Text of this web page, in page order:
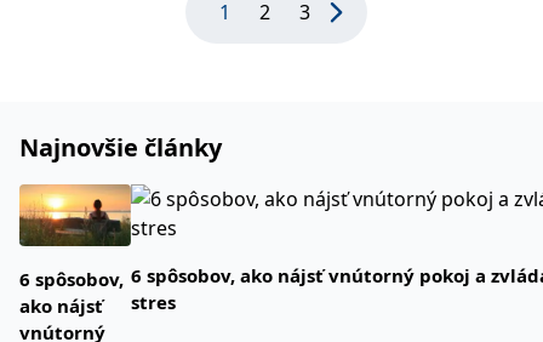
1 2 3
Najnovšie články
6 spôsobov,
ako nájsť
vnútorný
6 spôsobov, ako nájsť vnútorný pokoj a
stres